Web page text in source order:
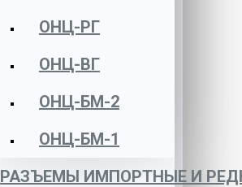
ОНЦ-РГ
ОНЦ-ВГ
ОНЦ-БМ-2
ОНЦ-БМ-1
РАЗЪЕМЫ ИМПОРТНЫЕ И